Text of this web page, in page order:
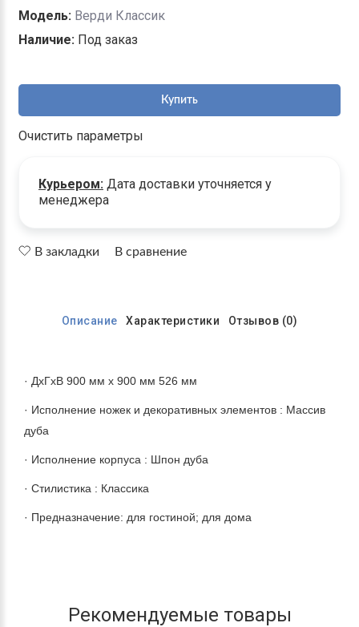
Модель: Верди Классик
Наличие: Под заказ
Купить
Очистить параметры
Курьером: Дата доставки уточняется у
менеджера
В закладки В сравнение
Описание Характеристики Отзывов (0)
· ДхГхВ 900 мм х 900 мм 526 мм
· Исполнение ножек и декоративных элементов : Массив
дуба
· Исполнение корпуса : Шпон дуба
· Стилистика : Классика
· Предназначение: для гостиной; для дома
Рекомендуемые товары